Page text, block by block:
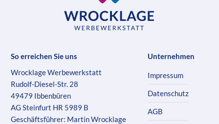
So erreichen Sie uns
Wrocklage Werbewerkstatt
Rudolf-Diesel-Str. 28
49479 Ibbenbüren
AG Steinfurt HR 5989 B
Geschäftsführer: Martin Wrocklage
Unternehmen
Impressum
Datenschutz
AGB